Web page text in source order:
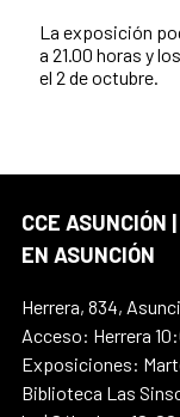
La exposición
a 21.00 horas y
el 2 de octubre.
CCE ASUNCIÓN
EN ASUNCIÓN
Herrera, 834,
Acceso: Herrera
Exposiciones:
Biblioteca Las